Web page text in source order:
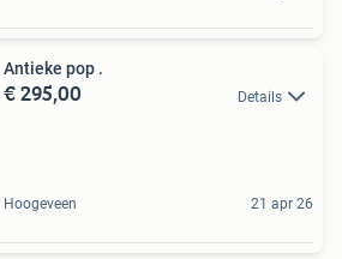
Antieke pop .
€ 295,00 Details
Hoogeveen 21 apr 26